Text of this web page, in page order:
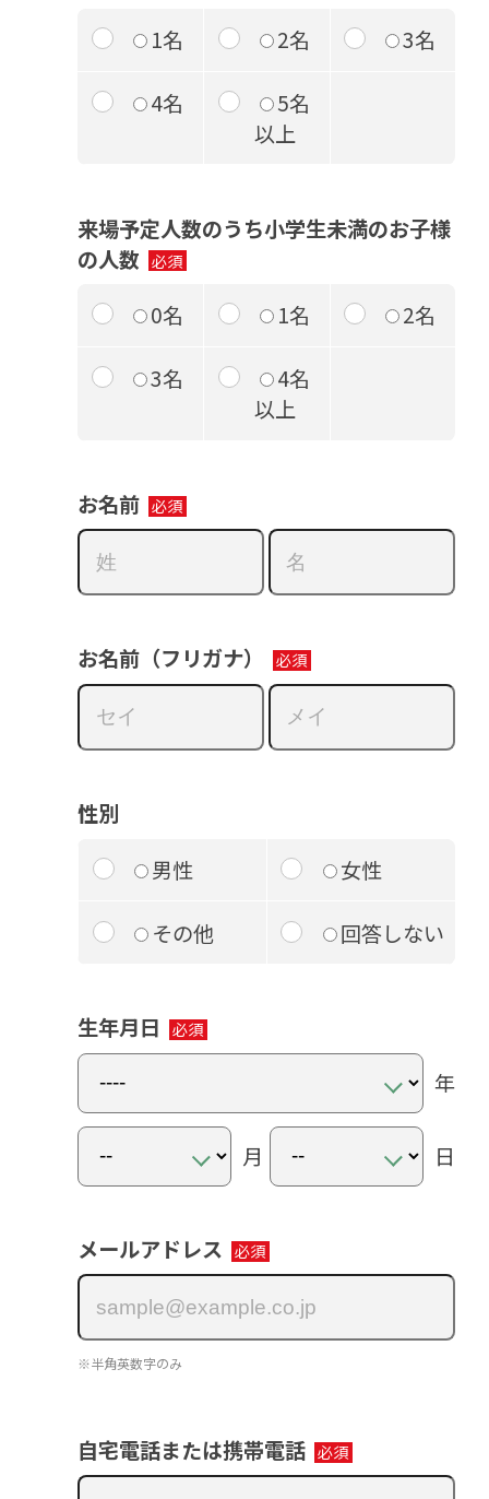
1名
2名 3名
4名
5名
以上
来場予定人数のうち小学生未満のお子様
の人数
0名
1名 2名
3名
4名
以上
お名前
お名前（フリガナ）
性別
男性
女性
その他 回答しない
生年月日
年
月 日
メールアドレス
※半角英数字のみ
自宅電話または携帯電話